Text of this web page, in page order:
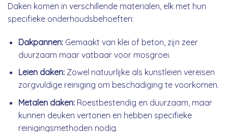
Daken komen in verschillende materialen, elk met hun
specifieke onderhoudsbehoeften:
Dakpannen:Gemaakt van klei of beton, zijn zeer
duurzaam maar vatbaar voor mosgroei.
Leien daken:Zowel natuurlijke als kunstleien vereisen
zorgvuldige reiniging om beschadiging te voorkomen.
Metalen daken:Roestbestendig en duurzaam, maar
kunnen deuken vertonen en hebben specifieke
reinigingsmethoden nodig.